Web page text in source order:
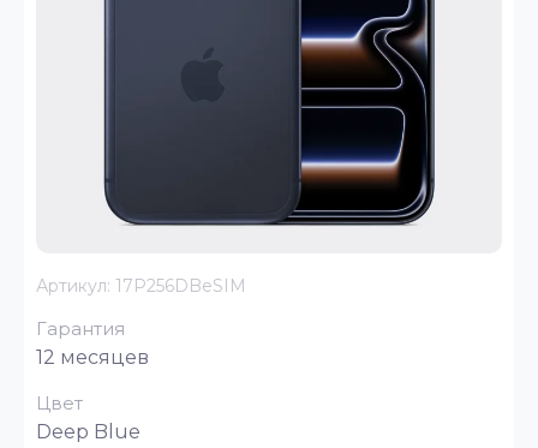
Артикул: 17P256DBeSIM
Гарантия
12 месяцев
Цвет
Deep Blue